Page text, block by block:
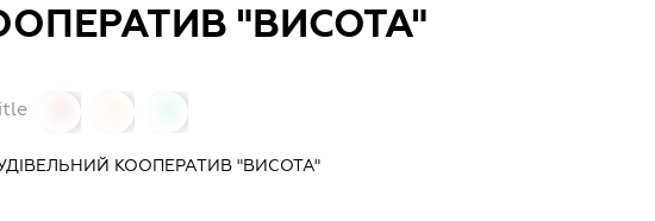
"ВИСОТА"
КООПЕРАТИВ "ВИСОТА"